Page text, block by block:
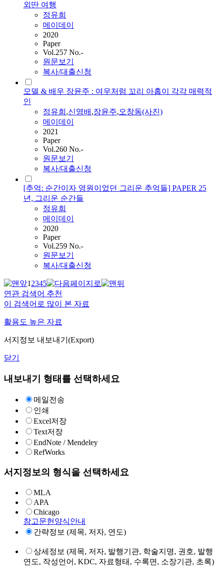
외딴 여행
정유희
메이데이
2020
Paper
Vol.257 No.-
원문보기
복사/대출신청
모델 & 배우 장윤주 : 여우처럼 꼬리 아홉이 각각 매력적
인
정유희 ,신영배 ,장윤주,오창동(사진)
메이데이
2021
Paper
Vol.260 No.-
원문보기
복사/대출신청
[추억: 순간이자 영원이었던 그리운 추억들] PAPER 25
년, 그리운 순간들
정유희
메이데이
2020
Paper
Vol.259 No.-
원문보기
복사/대출신청
12345
연관 검색어 추천
이 검색어로 많이 본 자료
활용도 높은 자료
서지정보 내보내기(Export)
닫기
내보내기 형태를 선택하세요
메일전송
인쇄
Excel저장
Text저장
EndNote / Mendeley
RefWorks
서지정보의 형식을 선택하세요
MLA
APA
Chicago
참고문헌양식안내
간략정보 (제목, 저자, 연도)
상세정보 (제목, 저자, 발행기관, 학술지명, 권호, 발행
연도, 작성언어, KDC, 자료형태, 수록면, 소장기관, 초록)